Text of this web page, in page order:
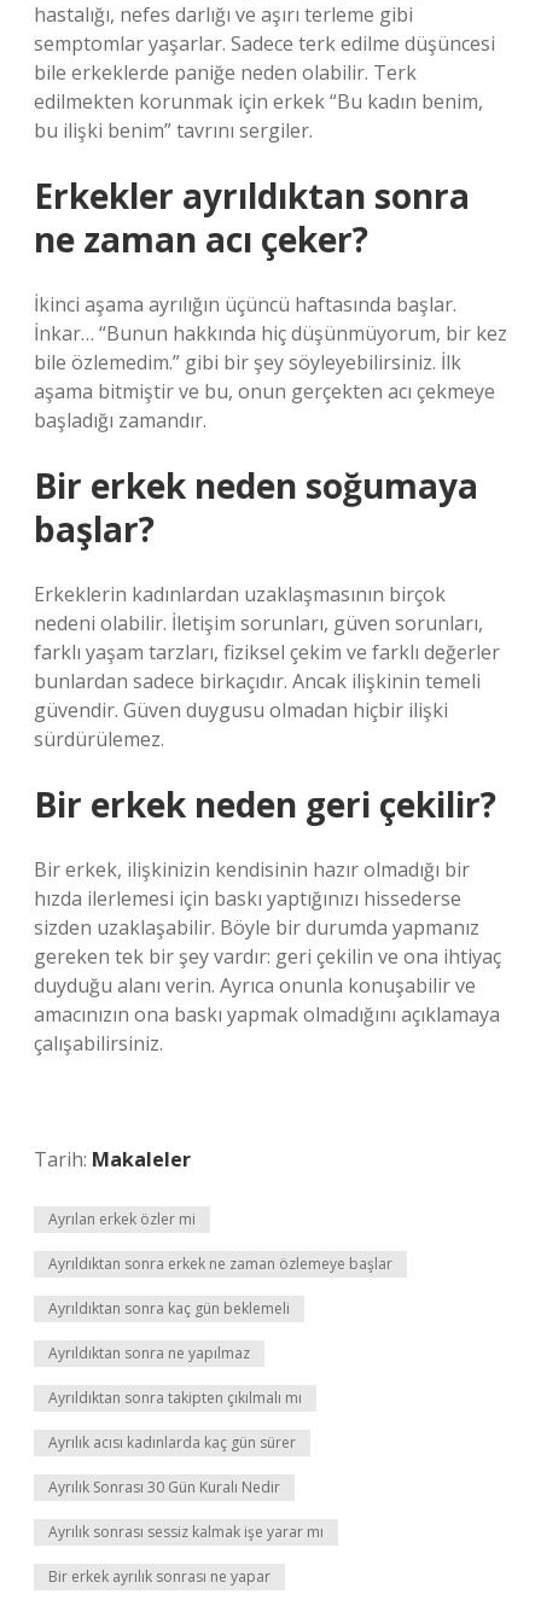
hastalığı, nefes darlığı ve aşırı terleme gibi
semptomlar yaşarlar. Sadece terk edilme düşüncesi
bile erkeklerde paniğe neden olabilir. Terk
edilmekten korunmak için erkek “Bu kadın benim,
bu ilişki benim” tavrını sergiler.
Erkekler ayrıldıktan sonra
ne zaman acı çeker?
İkinci aşama ayrılığın üçüncü haftasında başlar.
İnkar… “Bunun hakkında hiç düşünmüyorum, bir kez
bile özlemedim.” gibi bir şey söyleyebilirsiniz. İlk
aşama bitmiştir ve bu, onun gerçekten acı çekmeye
başladığı zamandır.
Bir erkek neden soğumaya
başlar?
Erkeklerin kadınlardan uzaklaşmasının birçok
nedeni olabilir. İletişim sorunları, güven sorunları,
farklı yaşam tarzları, fiziksel çekim ve farklı değerler
bunlardan sadece birkaçıdır. Ancak ilişkinin temeli
güvendir. Güven duygusu olmadan hiçbir ilişki
sürdürülemez.
Bir erkek neden geri çekilir?
Bir erkek, ilişkinizin kendisinin hazır olmadığı bir
hızda ilerlemesi için baskı yaptığınızı hissederse
sizden uzaklaşabilir. Böyle bir durumda yapmanız
gereken tek bir şey vardır: geri çekilin ve ona ihtiyaç
duyduğu alanı verin. Ayrıca onunla konuşabilir ve
amacınızın ona baskı yapmak olmadığını açıklamaya
çalışabilirsiniz.
Tarih: Makaleler
Ayrılan erkek özler mi
Ayrıldıktan sonra erkek ne zaman özlemeye başlar
Ayrıldıktan sonra kaç gün beklemeli
Ayrıldıktan sonra ne yapılmaz
Ayrıldıktan sonra takipten çıkılmalı mı
Ayrılık acısı kadınlarda kaç gün sürer
Ayrılık Sonrası 30 Gün Kuralı Nedir
Ayrılık sonrası sessiz kalmak işe yarar mı
Bir erkek ayrılık sonrası ne yapar